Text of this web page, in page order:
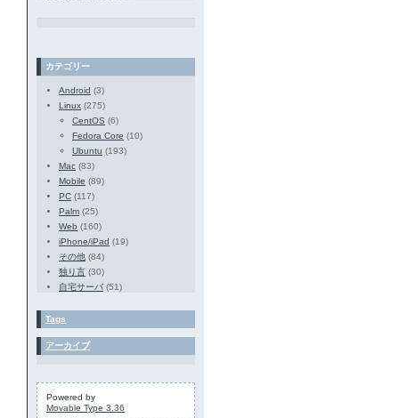
カテゴリー
Android (3)
Linux (275)
CentOS (6)
Fedora Core (10)
Ubuntu (193)
Mac (83)
Mobile (89)
PC (117)
Palm (25)
Web (160)
iPhone/iPad (19)
その他 (84)
独り言 (30)
自宅サーバ (51)
Tags
アーカイブ
Powered by
Movable Type 3.36